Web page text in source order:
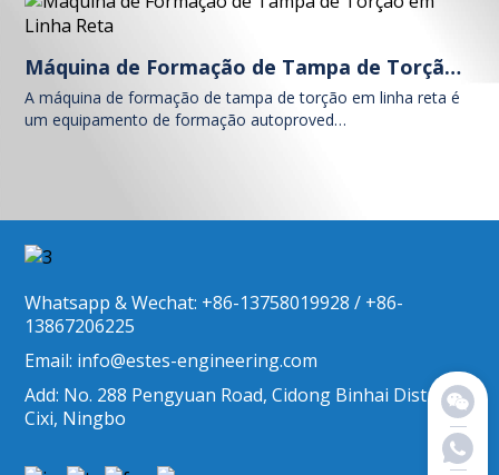
Máquina de Formação de Tampa de Torção em Linha Reta
A máquina de formação de tampa de torção em linha reta é
um equipamento de formação autoproved…
Whatsapp & Wechat: +86-13758019928 / +86-
13867206225
Email: info@estes-engineering.com
Add: No. 288 Pengyuan Road, Cidong Binhai District,
Cixi, Ningbo